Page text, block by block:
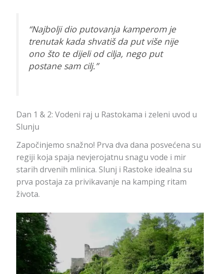
“Najbolji dio putovanja kamperom je
trenutak kada shvatiš da put više nije
ono što te dijeli od cilja, nego put
postane sam cilj.”
Dan 1 & 2: Vodeni raj u Rastokama i zeleni uvod u
Slunju
Započinjemo snažno! Prva dva dana posvećena su
regiji koja spaja nevjerojatnu snagu vode i mir
starih drvenih mlinica. Slunj i Rastoke idealna su
prva postaja za privikavanje na kamping ritam
života.